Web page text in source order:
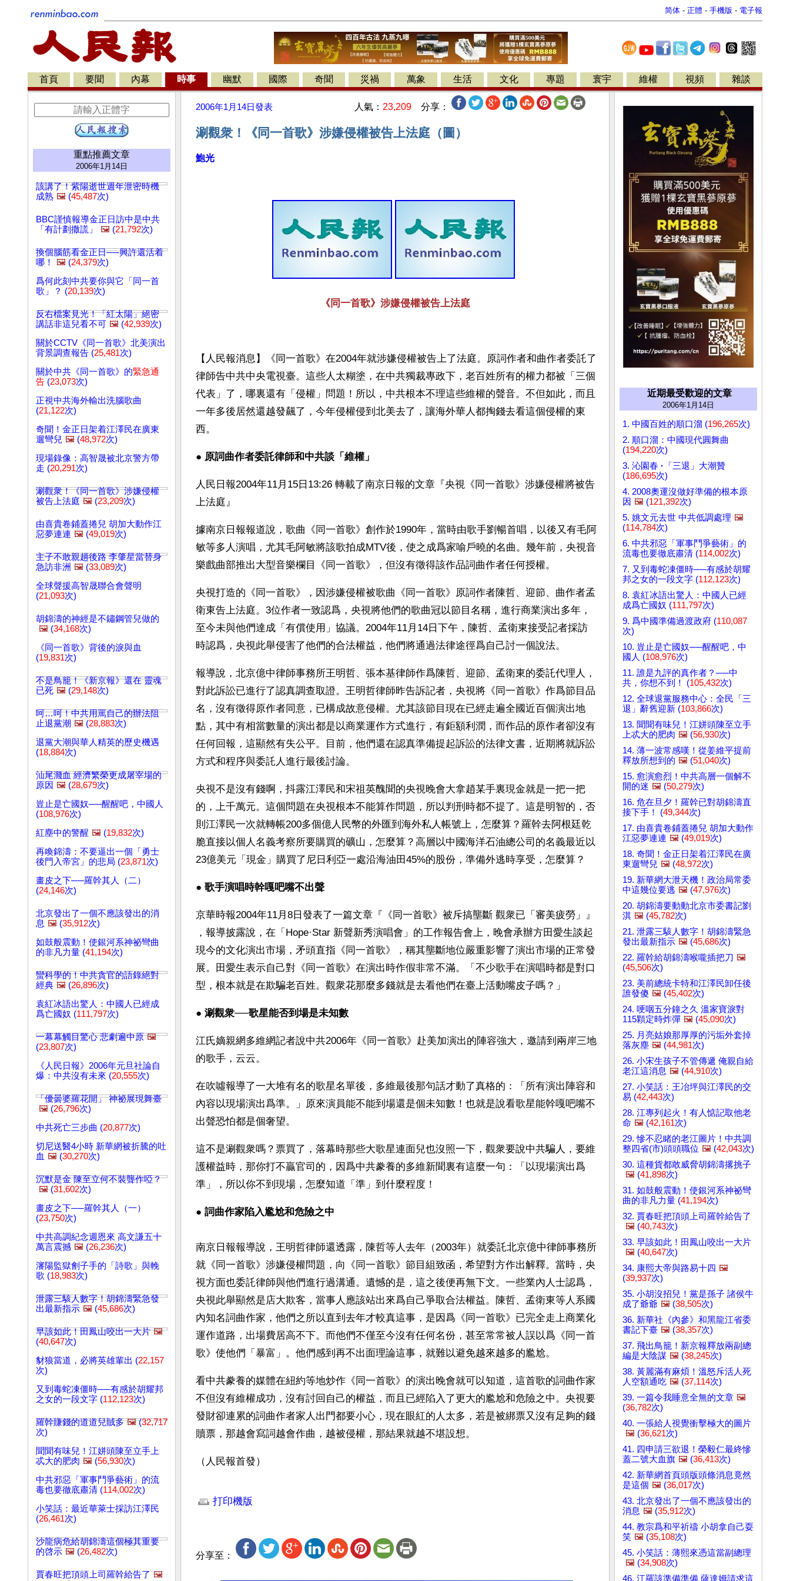
简体 - 正體 - 手機版 - 電子報
首頁 要聞 內幕 時事 幽默 國際 奇聞 災禍 萬象 生活 文化 專題 寰宇 維權 視頻 雜談
重點推薦文章
2006年1月14日
該講了！紫陽逝世週年泄密時機
成熟 🖼️ (45,487次)
BBC謹慎報導金正日訪中是中共
「有計劃撒謊」
🖼️ (21,792次)
換個腦筋看金正日──興許還活着
哪！
🖼️ (24,379次)
爲何此刻中共要你與它「同一首
歌」？ (20,139次)
反右檔案見光！「紅太陽」絕密
講話非這兒看不可 🖼️ (42,939次)
關於CCTV《同一首歌》北美演出
背景調查報告 (25,481次)
關於中共《同一首歌》的緊急通
告 (23,073次)
正視中共海外輸出洗腦歌曲
(21,122次)
奇聞！金正日架着江澤民在廣東
遛彎兒 🖼️ (48,972次)
現場錄像：高智晟被北京警方帶
走 (20,291次)
涮觀衆！《同一首歌》涉嫌侵權
被告上法庭 🖼️ (23,209次)
由喜貴卷鋪蓋捲兒 胡加大動作江
惡夢連連 🖼️ (49,019次)
主子不敢親趟後路 李肇星當替身
急訪非洲 🖼️ (33,089次)
全球聲援高智晟聯合會聲明
(21,093次)
胡錦濤的神經是不鏽鋼管兒做的
🖼️ (34,168次)
《同一首歌》背後的淚與血
(19,831次)
不是鳥籠！《新京報》還在 靈魂
已死 🖼️ (29,148次)
呵…呵！中共用罵自己的辦法阻
止退黨潮 🖼️ (28,883次)
退黨大潮與華人精英的歷史機遇
(18,884次)
汕尾濺血 經濟繁榮更成屠宰場的
原因 🖼️ (28,679次)
豈止是亡國奴──醒醒吧，中國人
(108,976次)
紅塵中的警醒 🖼️ (19,832次)
再喚錦濤：不要逼出一個「勇士
後門入帝宮」的悲局 (23,871次)
畫皮之下──羅幹其人（二）
(24,146次)
北京發出了一個不應該發出的消
息 🖼️ (35,912次)
如鼓般震動！使銀河系神祕彎曲
的非凡力量 (41,194次)
蠻科學的！中共貪官的語錄絕對
經典 🖼️ (26,896次)
袁紅冰語出驚人：中國人已經成
爲亡國奴 (111,797次)
一幕幕觸目驚心 悲劇遍中原 🖼️
(23,807次)
《人民日報》2006年元旦社論自
爆：中共沒有未來 (20,555次)
「優曇婆羅花開」 神祕展現舞臺
🖼️ (26,796次)
中共死亡三步曲 (20,877次)
切尼送醫4小時 新華網被折騰的吐
血 🖼️ (30,270次)
沉默是金 陳至立何不裝聾作啞？
🖼️ (31,602次)
畫皮之下──羅幹其人（一）
(23,750次)
中共高調紀念週恩來 高文謙五十
萬言震撼 🖼️ (26,236次)
瀋陽監獄劊子手的「詩歌」與輓
歌 (18,983次)
泄露三駭人數字！胡錦濤緊急發
出最新指示 🖼️ (45,686次)
早該如此！田鳳山咬出一大片 🖼️
(40,647次)
豺狼當道，必將英雄輩出 (22,157
次)
又到毒蛇凍僵時──有感於胡耀邦
之女的一段文字 (112,123次)
羅幹賺錢的道道兒賊多 🖼️(32,717
次)
聞聞有味兒！江姘頭陳至立手上
忒大的肥肉 🖼️ (56,930次)
中共邪惡「軍事鬥爭藝術」的流
毒也要徹底肅清 (114,002次)
小笑話：最近華萊士採訪江澤民
(26,461次)
沙龍病危給胡錦濤這個極其重要
的啓示 🖼️ (26,482次)
賈春旺把頂頭上司羅幹給告了 🖼️
2006年1月14日發表 人氣： 23,209 分享：
涮觀衆！《同一首歌》涉嫌侵權被告上法庭（圖）
鮑光
《同一首歌》涉嫌侵權被告上法庭
【人民報消息】《同一首歌》在2004年就涉嫌侵權被告上了法庭。原詞作者和曲作者委託了
律師告中共中央電視臺。這些人太糊塗，在中共獨裁專政下，老百姓所有的權力都被「三個
代表」了，哪裏還有「侵權」問題！所以，中共根本不理這些維權的聲音。不但如此，而且
一年多後居然還越發飆了，今年侵權侵到北美去了，讓海外華人都掏錢去看這個侵權的東
西。
● 原詞曲作者委託律師和中共談「維權」
人民日報2004年11月15日13:26 轉載了南京日報的文章『央視《同一首歌》涉嫌侵權將被告
上法庭』
據南京日報報道說，歌曲《同一首歌》創作於1990年，當時由歌手劉暢首唱，以後又有毛阿
敏等多人演唱，尤其毛阿敏將該歌拍成MTV後，使之成爲家喻戶曉的名曲。幾年前，央視音
樂戲曲部推出大型音樂欄目《同一首歌》，但沒有徵得該作品詞曲作者任何授權。
央視打造的《同一首歌》，因涉嫌侵權被歌曲《同一首歌》原詞作者陳哲、迎節、曲作者孟
衛東告上法庭。3位作者一致認爲，央視將他們的歌曲冠以節目名稱，進行商業演出多年，
至今未與他們達成「有償使用」協議。2004年11月14日下午，陳哲、孟衛東接受記者採訪
時認爲，央視此舉侵害了他們的合法權益，他們將通過法律途徑爲自己討一個說法。
報導說，北京億中律師事務所王明哲、張本基律師作爲陳哲、迎節、孟衛東的委託代理人，
對此訴訟已進行了認真調查取證。王明哲律師昨告訴記者，央視將《同一首歌》作爲節目品
名，沒有徵得原作者同意，已構成故意侵權。尤其該節目現在已經走遍全國近百個演出地
點，其中有相當數量的演出都是以商業運作方式進行，有鉅額利潤，而作品的原作者卻沒有
任何回報，這顯然有失公平。目前，他們還在認真準備提起訴訟的法律文書，近期將就訴訟
方式和程序與委託人進行最後討論。
央視不是沒有錢啊，抖露江澤民和宋祖英醜聞的央視晚會大拿趙某手裏現金就是一把一把
的，上千萬元。這個問題在央視根本不能算作問題，所以判刑時都不提了。這是明智的，否
則江澤民一次就轉帳200多個億人民幣的外匯到海外私人帳號上，怎麼算？羅幹去阿根廷乾
脆直接以個人名義考察所要購買的礦山，怎麼算？高層以中國海洋石油總公司的名義最近以
23億美元「現金」購買了尼日利亞一處沿海油田45%的股份，準備外逃時享受，怎麼算？
● 歌手演唱時幹嘎吧嘴不出聲
京華時報2004年11月8日發表了一篇文章『《同一首歌》被斥搞壟斷 觀衆已「審美疲勞」』
，報導披露說，在「Hope·Star 新聲新秀演唱會」的工作報告會上，晚會承辦方田愛生談起
現今的文化演出市場，矛頭直指《同一首歌》，稱其壟斷地位嚴重影響了演出市場的正常發
展。田愛生表示自己對《同一首歌》在演出時作假非常不滿。「不少歌手在演唱時都是對口
型，根本就是在欺騙老百姓。觀衆花那麼多錢就是去看他們在臺上活動嘴皮子嗎？」
● 涮觀衆──歌星能否到場是未知數
江氏嫡親網多維網記者說中共2006年《同一首歌》赴美加演出的陣容強大，邀請到兩岸三地
的歌手，云云。
在吹噓報導了一大堆有名的歌星名單後，多維最後那句話才動了真格的：「所有演出陣容和
內容以現場演出爲準。」原來演員能不能到場還是個未知數！也就是說看歌星能幹嘎吧嘴不
出聲恐怕都是個奢望。
這不是涮觀衆嗎？票買了，落幕時那些大歌星連面兒也沒照一下，觀衆要說中共騙人，要維
護權益時，那你打不贏官司的，因爲中共豢養的多維新聞裏有這麼一句：「以現場演出爲
準」，所以你不到現場，怎麼知道「準」到什麼程度！
● 詞曲作家陷入尷尬和危險之中
南京日報報導說，王明哲律師還透露，陳哲等人去年（2003年）就委託北京億中律師事務所
就《同一首歌》涉嫌侵權問題，向《同一首歌》節目組致函，希望對方作出解釋。當時，央
視方面也委託律師與他們進行過溝通。遺憾的是，這之後便再無下文。一些業內人士認爲，
央視此舉顯然是店大欺客，當事人應該站出來爲自己爭取合法權益。陳哲、孟衛東等人系國
內知名詞曲作家，他們之所以直到去年才較真這事，是因爲《同一首歌》已完全走上商業化
運作道路，出場費居高不下。而他們不僅至今沒有任何名份，甚至常常被人誤以爲《同一首
歌》使他們「暴富」。他們感到再不出面理論這事，就難以避免越來越多的尷尬。
看中共豢養的媒體在紐約等地炒作《同一首歌》的演出晚會就可以知道，這首歌的詞曲作家
不但沒有維權成功，沒有討回自己的權益，而且已經陷入了更大的尷尬和危險之中。央視要
發財卻連累的詞曲作者家人出門都要小心，現在眼紅的人太多，若是被綁票又沒有足夠的錢
贖票，那越會寫詞越會作曲，越被侵權，那結果就越不堪設想。
（人民報首發）
打印機版
分享至：
近期最受歡迎的文章
2006年1月14日
1. 中國百姓的順口溜 (196,265次)
2. 順口溜：中國現代圓舞曲
(194,220次)
3. 沁園春 · 「三退」大潮贊
(186,695次)
4. 2008奧運沒做好準備的根本原
因 🖼️ (121,392次)
5. 姚文元去世 中共低調處理 🖼️
(114,784次)
6. 中共邪惡「軍事鬥爭藝術」的
流毒也要徹底肅清 (114,002次)
7. 又到毒蛇凍僵時──有感於胡耀
邦之女的一段文字 (112,123次)
8. 袁紅冰語出驚人：中國人已經
成爲亡國奴 (111,797次)
9. 爲中國準備過渡政府 (110,087
次)
10. 豈止是亡國奴──醒醒吧，中
國人 (108,976次)
11. 誰是九評的真作者？──中
共，你想不到！ (105,432次)
12. 全球退黨服務中心：全民「三
退」辭舊迎新 (103,866次)
13. 聞聞有味兒！江姘頭陳至立手
上忒大的肥肉 🖼️ (56,930次)
14. 薄一波常感嘆！從姜維平提前
釋放所想到的 🖼️ (51,040次)
15. 愈演愈烈！中共高層一個解不
開的迷 🖼️ (50,279次)
16. 危在旦夕！羅幹已對胡錦濤直
接下手！ (49,344次)
17. 由喜貴卷鋪蓋捲兒 胡加大動作
江惡夢連連 🖼️ (49,019次)
18. 奇聞！金正日架着江澤民在廣
東遛彎兒 🖼️ (48,972次)
19. 新華網大泄天機！政治局常委
中這幾位要逃 🖼️ (47,976次)
20. 胡錦濤要動動北京市委書記劉
淇 🖼️ (45,782次)
21. 泄露三駭人數字！胡錦濤緊急
發出最新指示 🖼️ (45,686次)
22. 羅幹給胡錦濤喉嚨插把刀 🖼️
(45,506次)
23. 美前總統卡特和江澤民卸任後
誰發傻 🖼️ (45,402次)
24. 哽咽五分鐘之久 溫家寶淚對
115顆定時炸彈 🖼️ (45,090次)
25. 月亮姑娘那厚厚的污垢外套掉
落灰塵 🖼️ (44,981次)
26. 小宋生孩子不管傳遞 俺親自給
老江這消息 🖼️ (44,910次)
27. 小笑話：王冶坪與江澤民的交
易 (42,443次)
28. 江專列起火！有人惦記取他老
命 🖼️ (42,161次)
29. 慘不忍睹的老江圖片！中共調
整四省(市)頭頭職位 🖼️ (42,043次)
30. 這種貨都敢威脅胡錦濤撂挑子
🖼️ (41,898次)
31. 如鼓般震動！使銀河系神祕彎
曲的非凡力量 (41,194次)
32. 賈春旺把頂頭上司羅幹給告了
🖼️ (40,743次)
33. 早該如此！田鳳山咬出一大片
🖼️ (40,647次)
34. 康熙大帝與路易十四 🖼️
(39,937次)
35. 小胡沒招兒！黨是孫子 諸侯牛
成了爺爺 🖼️ (38,505次)
36. 新華社《內參》和黑龍江省委
書記下臺 🖼️ (38,357次)
37. 飛出鳥籠！新京報釋放兩副總
編是大陰謀 🖼️ (38,245次)
38. 黃麗滿有麻煩！溫怒斥活人死
人空額通吃 🖼️ (37,114次)
39. 一篇令我睡意全無的文章 🖼️
(36,782次)
40. 一張給人視覺衝擊極大的圖片
🖼️ (36,621次)
41. 四申請三欲退！榮毅仁最終慘
蓋二號大血旗 🖼️ (36,413次)
42. 新華網首頁頭版頭條消息竟然
是這個 🖼️ (36,017次)
43. 北京發出了一個不應該發出的
消息 🖼️ (35,912次)
44. 教宗爲和平祈禱 小胡拿自己耍
笑 🖼️ (35,108次)
45. 小笑話：薄熙來憑這當副總理
🖼️ (34,908次)
46. 江羅該準備準備 薩達姆請求這